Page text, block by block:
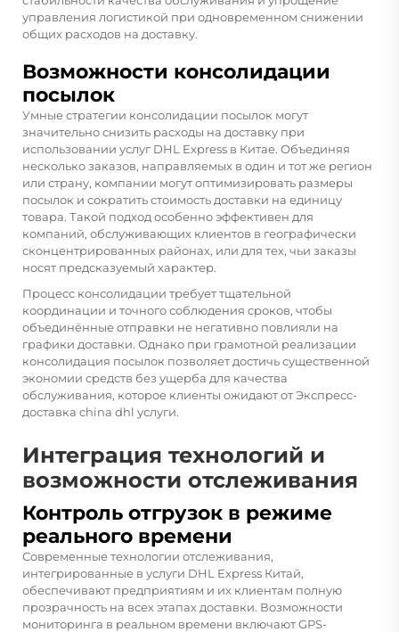
управления логистикой при одновременном снижении
общих расходов на доставку.
Возможности консолидации
посылок
Умные стратегии консолидации посылок могут
значительно снизить расходы на доставку при
использовании услуг DHL Express в Китае. Объединяя
несколько заказов, направляемых в один и тот же регион
или страну, компании могут оптимизировать размеры
посылок и сократить стоимость доставки на единицу
товара. Такой подход особенно эффективен для
компаний, обслуживающих клиентов в географически
сконцентрированных районах, или для тех, чьи заказы
носят предсказуемый характер.
Процесс консолидации требует тщательной
координации и точного соблюдения сроков, чтобы
объединённые отправки не негативно повлияли на
графики доставки. Однако при грамотной реализации
консолидация посылок позволяет достичь существенной
экономии средств без ущерба для качества
обслуживания, которое клиенты ожидают отЭкспресс-
доставка china dhl услуги.
Интеграция технологий и
возможности отслеживания
Контроль отгрузок в режиме
реального времени
Современные технологии отслеживания,
интегрированные в услуги DHL Express Китай,
обеспечивают предприятиям и их клиентам полную
прозрачность на всех этапах доставки. Возможности
мониторинга в реальном времени включают GPS-